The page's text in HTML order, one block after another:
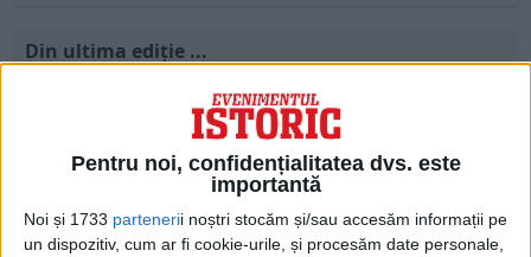
Pentru noi, confidențialitatea dvs. este
importantă
Noi și 1733 partenerii noștri stocăm și/sau accesăm informații pe
un dispozitiv, cum ar fi cookie-urile, și procesăm date personale,
Din ultima ediție ...
Regina României
Carol al II-lea și acțiunile sale care au ruinat
România Mare
Afaceri oneroase care au marcat România
modernă: Strousberg și Hallier